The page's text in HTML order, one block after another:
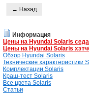
← Назад
Информация
Цены на Hyundai Solaris
Цены на Hyundai Solaris
Обзор Hyundai Solaris
Технические характеристики
Комплектации Solaris
Краш-тест Solaris
Все цвета Solaris
Статьи